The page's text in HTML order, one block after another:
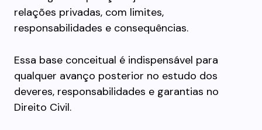
relações privadas, com limites,
responsabilidades e consequências.
Essa base conceitual é indispensável para
qualquer avanço posterior no estudo dos
deveres, responsabilidades e garantias no
Direito Civil.